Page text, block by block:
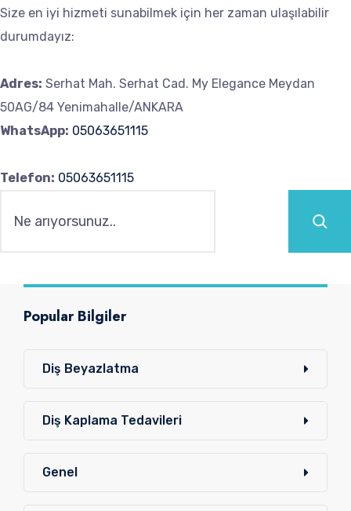
Size en iyi hizmeti sunabilmek için her zaman ulaşılabilir
durumdayız:
Adres: Serhat Mah. Serhat Cad. My Elegance Meydan
50AG/84 Yenimahalle/ANKARA
WhatsApp: 05063651115
Telefon: 05063651115
Popular Bilgiler
Diş Beyazlatma
Diş Kaplama Tedavileri
Genel